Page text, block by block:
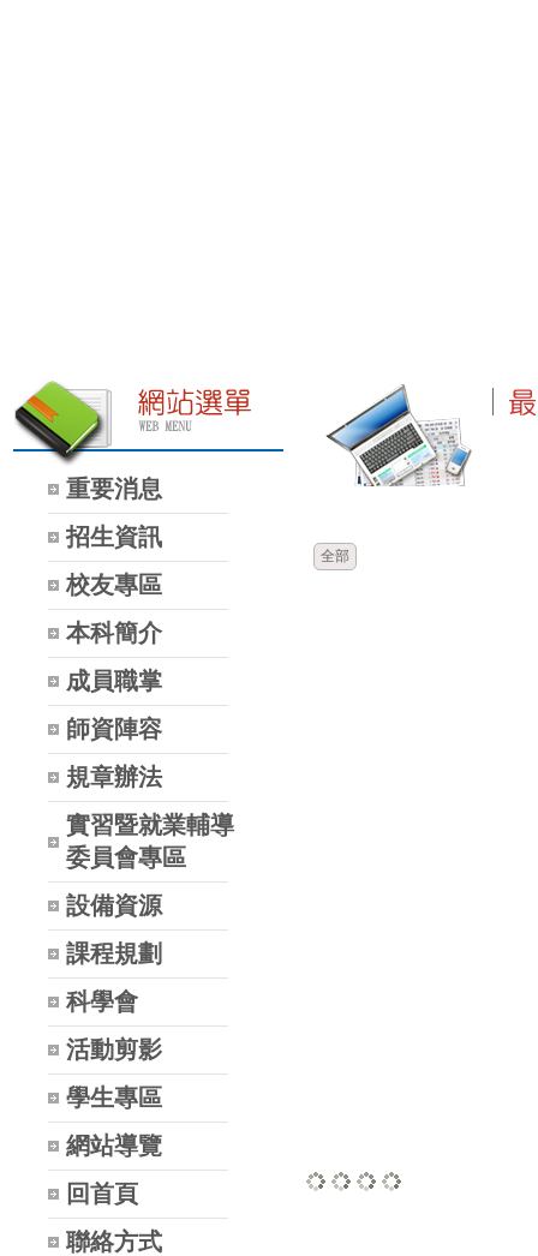
重要消息
招生資訊
校友專區
本科簡介
成員職掌
師資陣容
規章辦法
實習暨就業輔導
委員會專區
設備資源
課程規劃
科學會
活動剪影
學生專區
網站導覽
回首頁
聯絡方式
全部